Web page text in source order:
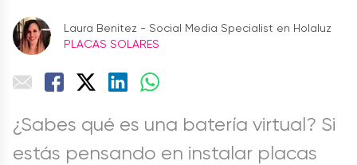
Laura Benitez - Social Media Specialist en Holaluz
PLACAS SOLARES
¿Sabes qué es una batería virtual? Si
estás pensando en instalar placas